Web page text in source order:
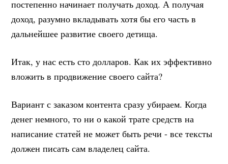
постепенно начинает получать доход. А получая
доход, разумно вкладывать хотя бы его часть в
дальнейшее развитие своего детища.
Итак, у нас есть сто долларов. Как их эффективно
вложить в продвижение своего сайта?
Вариант с заказом контента сразу убираем. Когда
денег немного, то ни о какой трате средств на
написание статей не может быть речи - все тексты
должен писать сам владелец сайта.